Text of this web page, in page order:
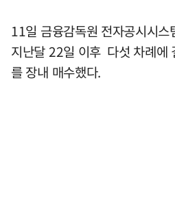
11일 금융감독원 전자공시시
지난달 22일 이후 다섯 차례에
를 장내 매수했다.